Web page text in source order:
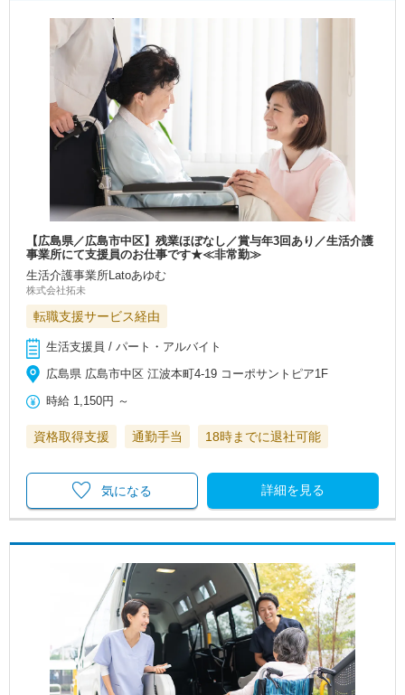
【広島県／広島市中区】残業ほぼなし／賞与年3回あり／生活介護
事業所にて支援員のお仕事です★≪非常勤≫
生活介護事業所Latoあゆむ
株式会社拓未
転職支援サービス経由
生活支援員 / パート・アルバイト
広島県 広島市中区 江波本町4-19 コーポサントピア1F
時給 1,150円 ～
資格取得支援 通勤手当 18時までに退社可能
詳細を見る
気になる